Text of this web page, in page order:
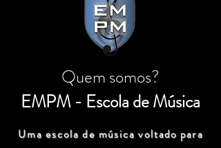
Quem somos?
EMPM - Escola de Música
Uma escola de música voltado para